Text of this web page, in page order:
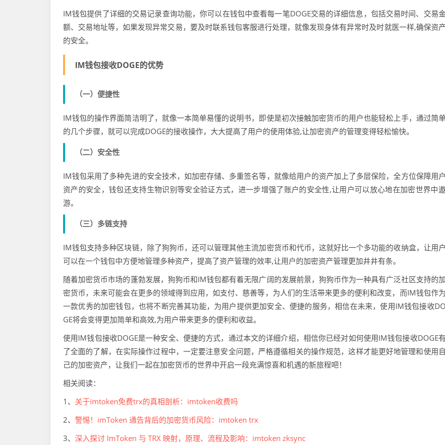
IM钱包提供了详细的交易记录查询功能，你可以在钱包中查看每一笔DOGE交易的详细信息，包括交易时间、交易
额、交易地址等，如果发现异常交易，要及时联系钱包客服进行处理，就像发现身体有异常时及时就医一样,确保资产
的安全。
IM钱包接收DOGE的优势
（一）便捷性
IM钱包的操作界面简洁明了，就像一本简单易懂的说明书，即使是初次接触加密货币的用户也能轻松上手，通过简
的几个步骤，就可以完成DOGE的接收操作，大大提高了用户的使用体验,让加密资产的管理变得轻松愉快。
（二）安全性
IM钱包采用了多种先进的安全技术，如加密存储、多重签名等，就像给用户的资产加上了多层保险，全方位保障用户
资产的安全，钱包还支持生物识别等安全验证方式，进一步增强了账户的安全性,让用户可以放心地在加密世界中
游。
（三）多链支持
IM钱包支持多种区块链，除了狗狗币，还可以管理其他主流加密货币和代币，这就好比一个多功能的收纳盒，让用户
可以在一个钱包中方便地管理多种资产，提高了资产管理的效率,让用户的加密资产管理更加井井有条。
随着加密货币市场的蓬勃发展，狗狗币和IM钱包都有着无限广阔的发展前景，狗狗币作为一种具有广泛社区支持的加
密货币，未来可能会在更多的领域得到应用，如支付、慈善等，为人们的生活带来更多的便利和改变，而IM钱包作为
一款优秀的加密钱包，也将不断完善其功能，为用户提供更加安全、便捷的服务，相信在未来，使用IM钱包接收DO
GE将会变得更加简单和高效,为用户带来更多的便利和收益。
使用IM钱包接收DOGE是一种安全、便捷的方式，通过本文的详细介绍，相信你已经对如何使用IM钱包接收DOGE有
了全面的了解，在实际操作过程中，一定要注意安全问题，严格遵循相关的操作规范，这样才能更好地管理和使用自
己的加密资产，让我们一起在加密货币的世界中开启一段充满惊喜和机遇的新旅程吧！
相关阅读：
1、 关于imtoken免费trx的真相剖析：imtoken收费吗
2、 警惕！imToken 通告背后的加密货币风险：imtoken trx
3、 深入探讨 ImToken 与 TRX 映射，原理、流程及影响：imtoken zksync